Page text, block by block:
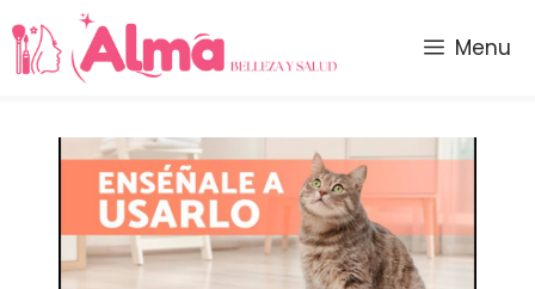
Saltar
al
contenido
Menu